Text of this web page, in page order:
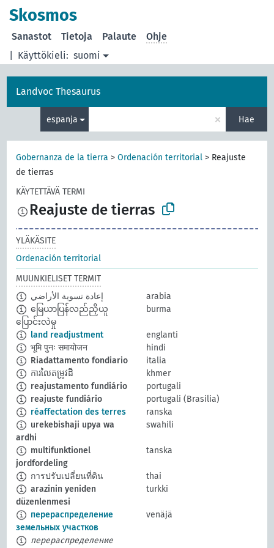
Skosmos
Käyttökieli: suomi
Sanastot Tietoja Palaute Ohje
Landvoc Thesaurus
espanja × Hae
Gobernanza de la tierra >Ordenación territorial > Reajuste
de tierras
KÄYTETTÄVÄ TERMI
Reajuste de tierras
YLÄKÄSITE
Ordenación territorial
MUUNKIELISET TERMIT
إعادة تسوية الأراضي
arabia
မြေယာပြန်လည်ညှိယူ
ပြောင်းလဲမှု
burma
land readjustment
englanti
भूमि पुनः समायोजन
hindi
Riadattamento fondiario
italia
ការលៃតម្រូវដី
khmer
reajustamento fundiário
portugali
reajuste fundiário
portugali (Brasilia)
réaffectation des terres
ranska
urekebishaji upya wa
ardhi
swahili
multifunktionel
jordfordeling
tanska
การปรับเปลี่ยนที่ดิน
thai
arazinin yeniden
düzenlenmesi
turkki
перераспределение
земельных участков
venäjä
перераспределение